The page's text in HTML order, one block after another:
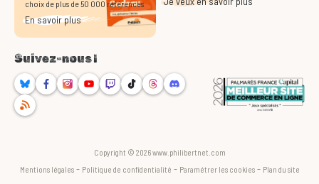
choix de plus de 50 000 références
En savoir plus
Suivez-nous !
BlueskyFacebookInstagram
YoutubeTwitchTikTokThreadsDiscord
RSS
Copyright © 2026 www.philibertnet.com
Mentions légales- Politique de confidentialité - Paramétrer les cookies- Plan du site